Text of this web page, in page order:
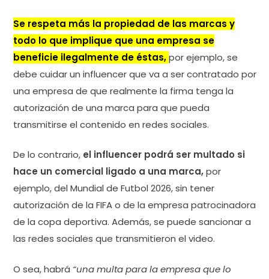
Se respeta más la propiedad de las marcas y
todo lo que implique que una empresa se
beneficie ilegalmente de éstas,por ejemplo, se
debe cuidar un influencer que va a ser contratado por
una empresa de que realmente la firma tenga la
autorización de una marca para que pueda
transmitirse el contenido en redes sociales.
De lo contrario, el influencer podrá ser multado si
hace un comercial ligado a una marca,por
ejemplo, del Mundial de Futbol 2026, sin tener
autorización de la FIFA o de la empresa patrocinadora
de la copa deportiva. Además, se puede sancionar a
las redes sociales que transmitieron el video.
O sea, habrá “una multa para la empresa que lo